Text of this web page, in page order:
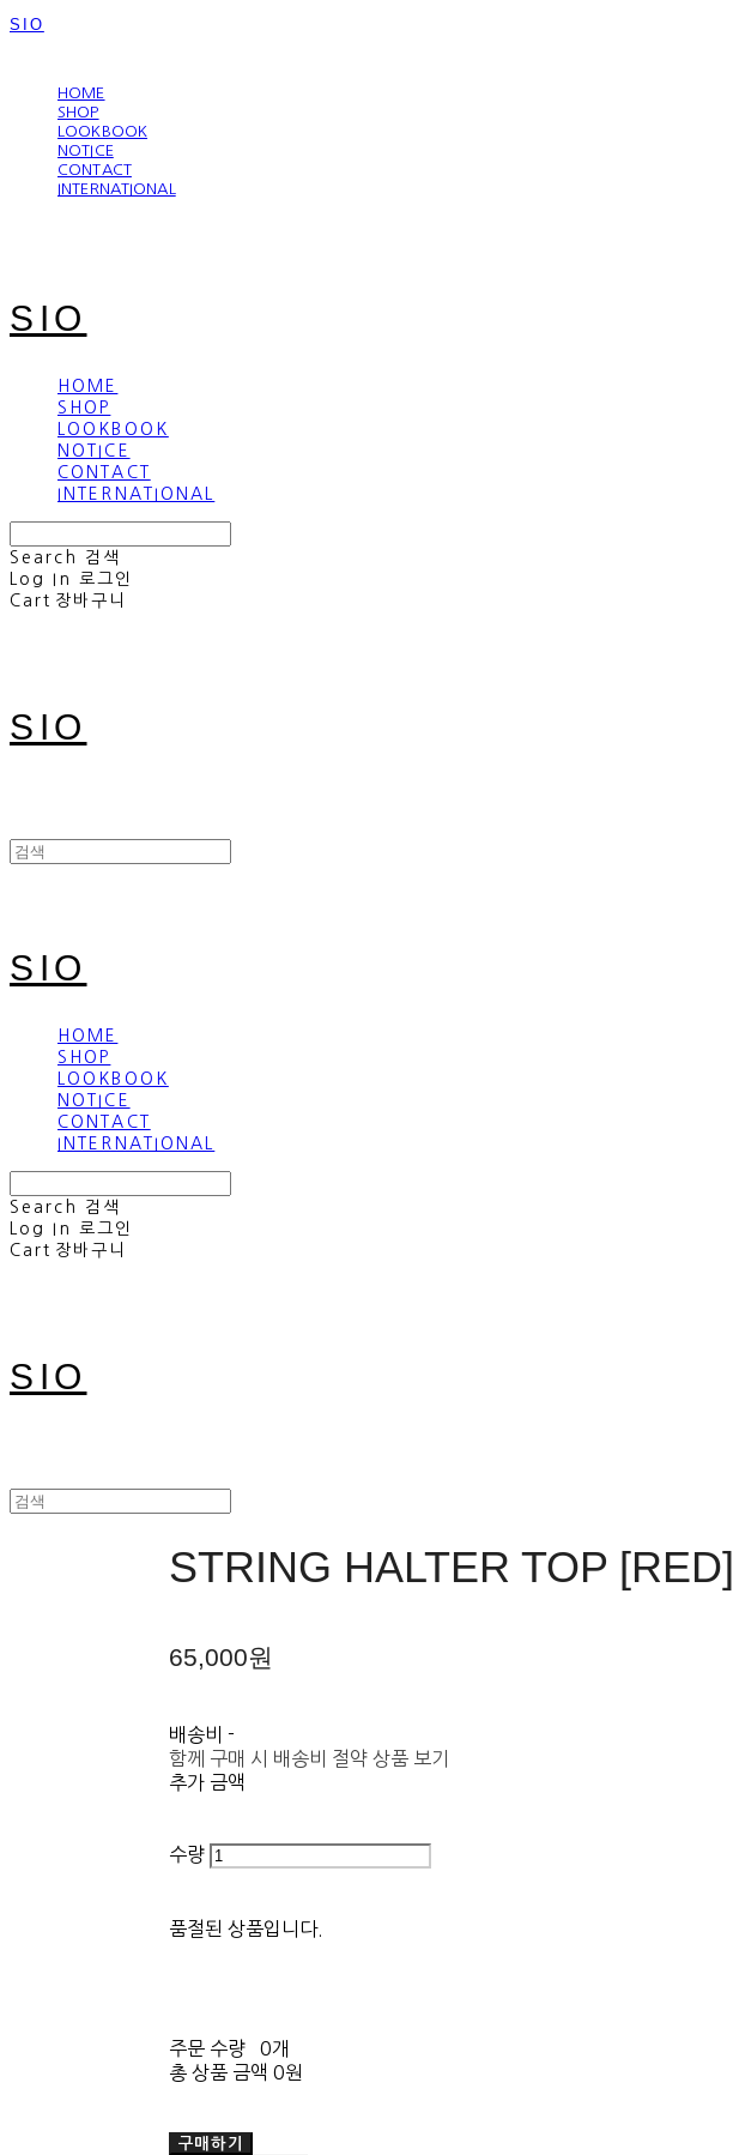
SIO
HOME
SHOP
LOOKBOOK
NOTICE
CONTACT
INTERNATIONAL
SIO
HOME
SHOP
LOOKBOOK
NOTICE
CONTACT
INTERNATIONAL
Search
검색
Log In
로그인
Cart 장바구니
SIO
SIO
HOME
SHOP
LOOKBOOK
NOTICE
CONTACT
INTERNATIONAL
Search
검색
Log In
로그인
Cart 장바구니
SIO
STRING HALTER TOP [RED]
65,000원
배송비 -
함께 구매 시 배송비 절약 상품 보기
추가 금액
수량
품절된 상품입니다.
주문 수량
0개
총 상품 금액 0원
구매하기